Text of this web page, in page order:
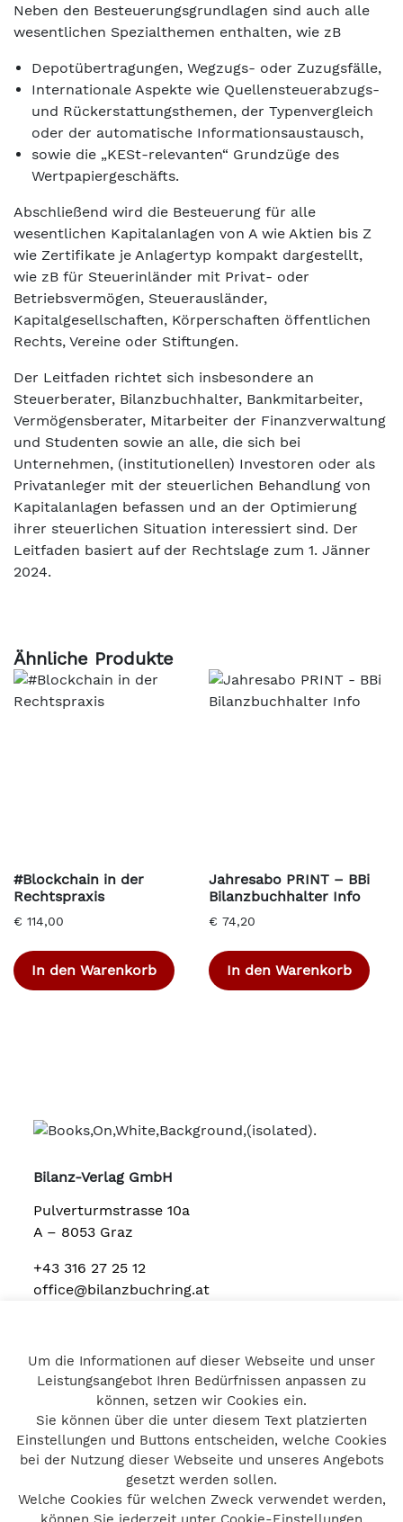
Neben den Besteuerungsgrundlagen sind auch alle
wesentlichen Spezialthemen enthalten, wie zB
Depotübertragungen, Wegzugs- oder Zuzugsfälle,
Internationale Aspekte wie Quellensteuerabzugs-
und Rückerstattungsthemen, der Typenvergleich
oder der automatische Informationsaustausch,
sowie die „KESt-relevanten“ Grundzüge des
Wertpapiergeschäfts.
Abschließend wird die Besteuerung für alle
wesentlichen Kapitalanlagen von A wie Aktien bis Z
wie Zertifikate je Anlagertyp kompakt dargestellt,
wie zB für Steuerinländer mit Privat- oder
Betriebsvermögen, Steuerausländer,
Kapitalgesellschaften, Körperschaften öffentlichen
Rechts, Vereine oder Stiftungen.
Der Leitfaden richtet sich insbesondere an
Steuerberater, Bilanzbuchhalter, Bankmitarbeiter,
Vermögensberater, Mitarbeiter der Finanzverwaltung
und Studenten sowie an alle, die sich bei
Unternehmen, (institutionellen) Investoren oder als
Privatanleger mit der steuerlichen Behandlung von
Kapitalanlagen befassen und an der Optimierung
ihrer steuerlichen Situation interessiert sind. Der
Leitfaden basiert auf der Rechtslage zum 1. Jänner
2024.
Ähnliche Produkte
#Blockchain in der
Rechtspraxis
€ 114,00
In den Warenkorb
Jahresabo PRINT – BBi
Bilanzbuchhalter Info
€ 74,20
In den Warenkorb
Bilanz-Verlag GmbH
Pulverturmstrasse 10a
A – 8053 Graz
+43 316 27 25 12
office@bilanzbuchring.at
Home
Impressum
Datenschutz
Kontakt
Um die Informationen auf dieser Webseite und unser
Leistungsangebot Ihren Bedürfnissen anpassen zu
können, setzen wir Cookies ein.
Sie können über die unter diesem Text platzierten
Einstellungen und Buttons entscheiden, welche Cookies
bei der Nutzung dieser Webseite und unseres Angebots
gesetzt werden sollen.
Welche Cookies für welchen Zweck verwendet werden,